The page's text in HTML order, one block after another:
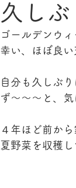
久しぶ
ゴールデンウ
幸い、ほぼ良い
自分も久しぶ
ず〜〜〜と、
４年ほど前か
夏野菜を収穫